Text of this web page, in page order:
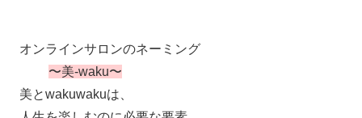
オンラインサロンのネーミング
〜美-waku〜
美とwakuwakuは、